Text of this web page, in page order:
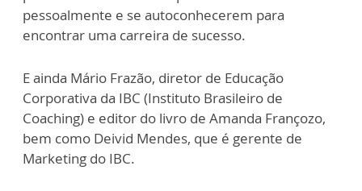
pessoalmente e se autoconhecerem para
encontrar uma carreira de sucesso.
E ainda Mário Frazão, diretor de Educação
Corporativa da IBC (Instituto Brasileiro de
Coaching) e editor do livro de Amanda Françozo,
bem como Deivid Mendes, que é gerente de
Marketing do IBC.